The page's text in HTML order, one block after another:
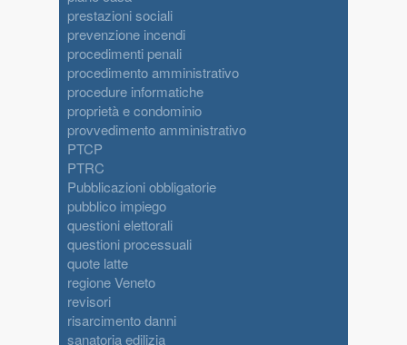
prestazioni sociali
prevenzione incendi
procedimenti penali
procedimento amministrativo
procedure informatiche
proprietà e condominio
provvedimento amministrativo
PTCP
PTRC
Pubblicazioni obbligatorie
pubblico impiego
questioni elettorali
questioni processuali
quote latte
regione Veneto
revisori
risarcimento danni
sanatoria edilizia